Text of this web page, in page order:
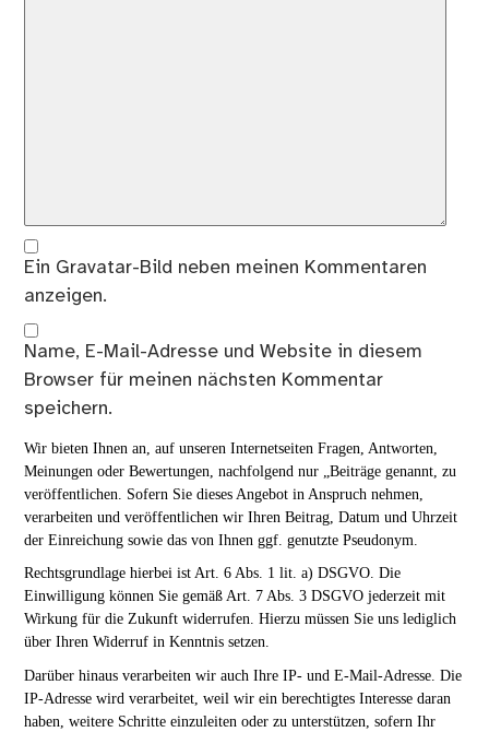
Ein Gravatar-Bild neben meinen Kommentaren
anzeigen.
Name, E-Mail-Adresse und Website in diesem
Browser für meinen nächsten Kommentar
speichern.
Wir bieten Ihnen an, auf unseren Internetseiten Fragen, Antworten,
Meinungen oder Bewertungen, nachfolgend nur „Beiträge genannt, zu
veröffentlichen. Sofern Sie dieses Angebot in Anspruch nehmen,
verarbeiten und veröffentlichen wir Ihren Beitrag, Datum und Uhrzeit
der Einreichung sowie das von Ihnen ggf. genutzte Pseudonym.
Rechtsgrundlage hierbei ist Art. 6 Abs. 1 lit. a) DSGVO. Die
Einwilligung können Sie gemäß Art. 7 Abs. 3 DSGVO jederzeit mit
Wirkung für die Zukunft widerrufen. Hierzu müssen Sie uns lediglich
über Ihren Widerruf in Kenntnis setzen.
Darüber hinaus verarbeiten wir auch Ihre IP- und E-Mail-Adresse. Die
IP-Adresse wird verarbeitet, weil wir ein berechtigtes Interesse daran
haben, weitere Schritte einzuleiten oder zu unterstützen, sofern Ihr